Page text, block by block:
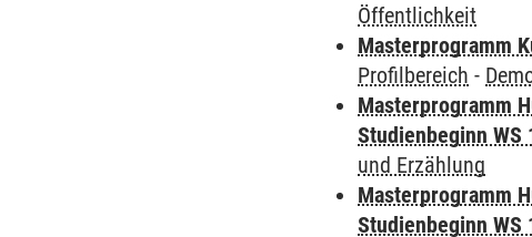
Öffentlichkeit
Masterprogramm
Profilbereich -
Masterprogramm
Studienbeginn WS
und Erzählung
Masterprogramm
Studienbeginn WS